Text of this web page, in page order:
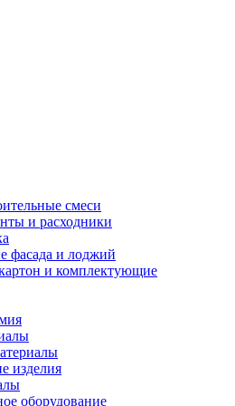
смеси
и расходники
фасада и лоджий
и комплектующие
изделия
оборудование